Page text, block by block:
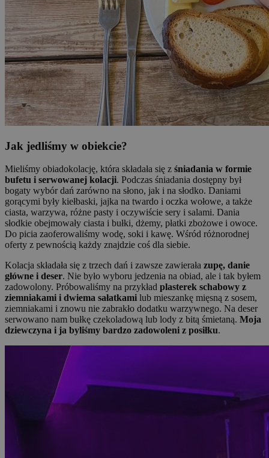
Jak jedliśmy w obiekcie?
Mieliśmy obiadokolację, która składała się z śniadania w formie
bufetu i serwowanej kolacji. Podczas śniadania dostępny był
bogaty wybór dań zarówno na słono, jak i na słodko. Daniami
gorącymi były kiełbaski, jajka na twardo i oczka wołowe, a także
ciasta, warzywa, różne pasty i oczywiście sery i salami. Dania
słodkie obejmowały ciasta i bułki, dżemy, płatki zbożowe i owoce.
Do picia zaoferowaliśmy wodę, soki i kawę. Wśród różnorodnej
oferty z pewnością każdy znajdzie coś dla siebie.
Kolacja składała się z trzech dań i zawsze zawierała zupę, danie
główne i deser. Nie było wyboru jedzenia na obiad, ale i tak byłem
zadowolony. Próbowaliśmy na przykład plasterek schabowy z
ziemniakami i dwiema sałatkami lub mieszankę mięsną z sosem,
ziemniakami i znowu nie zabrakło dodatku warzywnego. Na deser
serwowano nam bułkę czekoladową lub lody z bitą śmietaną. Moja
dziewczyna i ja byliśmy bardzo zadowoleni z posiłku.